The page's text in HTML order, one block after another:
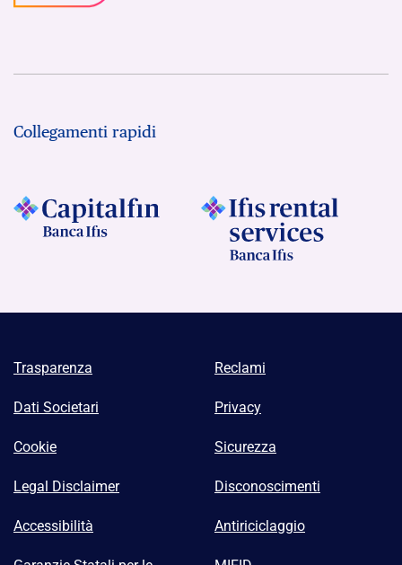
Collegamenti rapidi
Trasparenza Reclami
Dati Societari Privacy
Cookie Sicurezza
Legal Disclaimer Disconoscimenti
Accessibilità Antiriciclaggio